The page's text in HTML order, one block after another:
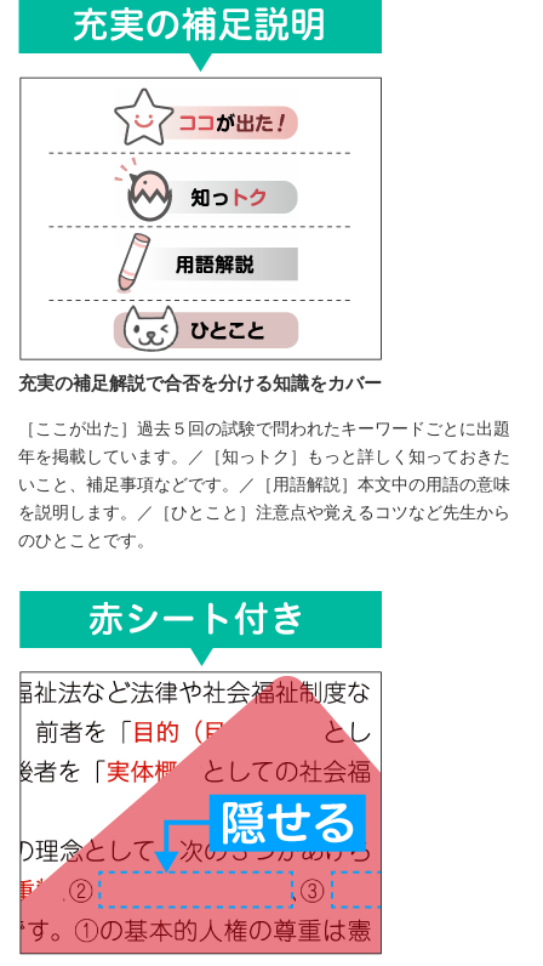
充実の補足解説で合否を分ける知識をカバー
［ここが出た］過去５回の試験で問われたキーワードごとに出題
年を掲載しています。／［知っトク］もっと詳しく知っておきた
いこと、補足事項などです。／［用語解説］本文中の用語の意味
を説明します。／［ひとこと］注意点や覚えるコツなど先生から
のひとことです。